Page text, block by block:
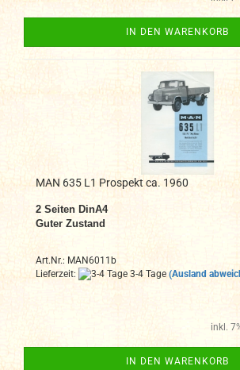
IN DEN WARENKORB
MAN 635 L1 Prospekt ca. 1960
2 Seiten DinA4
Guter Zustand
Art.Nr.: MAN6011b
Lieferzeit:
3-4 Tage (Ausland
inkl.
IN DEN WARENKORB